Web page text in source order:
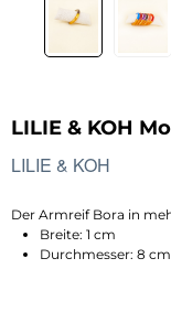
LILIE & KOH
LILIE & KOH
Der Armreif Bora in
Breite: 1 cm
Durchmesser: 8 cm